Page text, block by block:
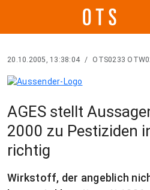
20.10.2005, 13:38:04 / OTS0233
AGES stellt
2000 zu Pestiziden
richtig
Wirkstoff, der angeblich